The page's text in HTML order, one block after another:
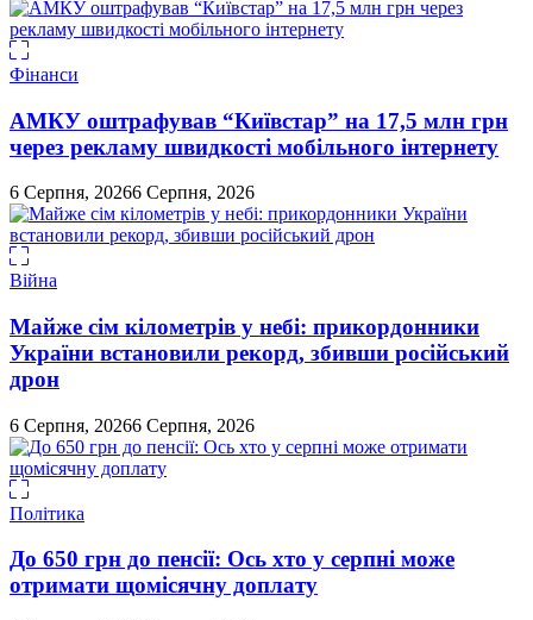
Фінанси
АМКУ оштрафував “Київстар” на 17,5 млн грн
через рекламу швидкості мобільного інтернету
6 Серпня, 20266 Серпня, 2026
Війна
Майже сім кілометрів у небі: прикордонники
України встановили рекорд, збивши російський
дрон
6 Серпня, 20266 Серпня, 2026
Політика
До 650 грн до пенсії: Ось хто у серпні може
отримати щомісячну доплату